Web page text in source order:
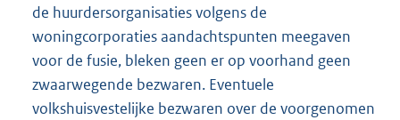
de huurdersorganisaties volgens de
woningcorporaties aandachtspunten meegaven
voor de fusie, bleken geen er op voorhand geen
zwaarwegende bezwaren. Eventuele
volkshuisvestelijke bezwaren over de voorgenomen